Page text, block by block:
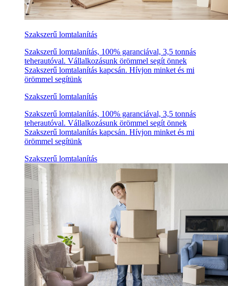
Szakszerű lomtalanítás
Szakszerű lomtalanítás, 100% garanciával, 3,5 tonnás
teherautóval. Vállalkozásunk örömmel segít önnek
Szakszerű lomtalanítás kapcsán. Hívjon minket és mi
örömmel segítünk
Szakszerű lomtalanítás
Szakszerű lomtalanítás, 100% garanciával, 3,5 tonnás
teherautóval. Vállalkozásunk örömmel segít önnek
Szakszerű lomtalanítás kapcsán. Hívjon minket és mi
örömmel segítünk
Szakszerű lomtalanítás